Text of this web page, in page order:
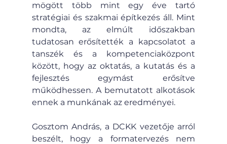
mögött több mint egy éve tartó
stratégiai és szakmai építkezés áll. Mint
mondta, az elmúlt időszakban
tudatosan erősítették a kapcsolatot a
tanszék és a kompetenciaközpont
között, hogy az oktatás, a kutatás és a
fejlesztés egymást erősítve
működhessen. A bemutatott alkotások
ennek a munkának az eredményei.
Gosztom András, a DCKK vezetője arról
beszélt, hogy a formatervezés nem